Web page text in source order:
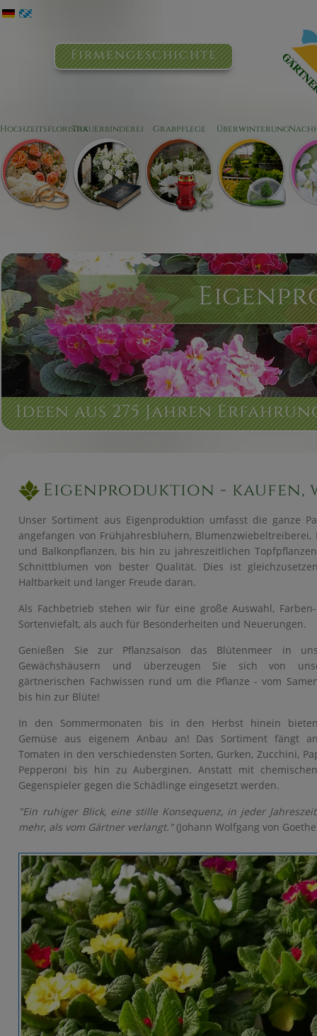
Firmengeschichte
HochzeitsfloristikTrauerbinderei Grabpflege Überwinterung
Ideen aus 275 Jahren
Eigenproduktion - kaufen,
Unser Sortiment aus Eigenproduktion umfasst die ganze
angefangen von Frühjahresblühern, Blumenzwiebeltreiberei,
und Balkonpflanzen, bis hin zu jahreszeitlichen
Schnittblumen von bester Qualität. Dies ist
Haltbarkeit und langer Freude daran.
Als Fachbetrieb stehen wir für eine große Auswahl,
Sortenviefalt, als auch für Besonderheiten und Neuerungen.
Genießen Sie zur Pflanzsaison das Blütenmeer in
Gewächshäusern und überzeugen Sie sich von
gärtnerischen Fachwissen rund um die Pflanze - vom
bis hin zur Blüte!
In den Sommermonaten bis in den Herbst hinein
Gemüse aus eigenem Anbau an! Das Sortiment fängt
Tomaten in den verschiedensten Sorten, Gurken, Zucchini,
Pepperoni bis hin zu Auberginen. Anstatt mit
Gegenspieler gegen die Schädlinge eingesetzt werden.
"Ein ruhiger Blick, eine stille Konsequenz, in jeder
mehr, als vom Gärtner verlangt."(Johann Wolfgang von